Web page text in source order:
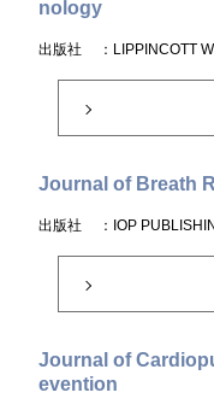
nology
出版社 ：LIPPINCOTT
Journal of Breath
出版社 ：IOP
Journal of
evention